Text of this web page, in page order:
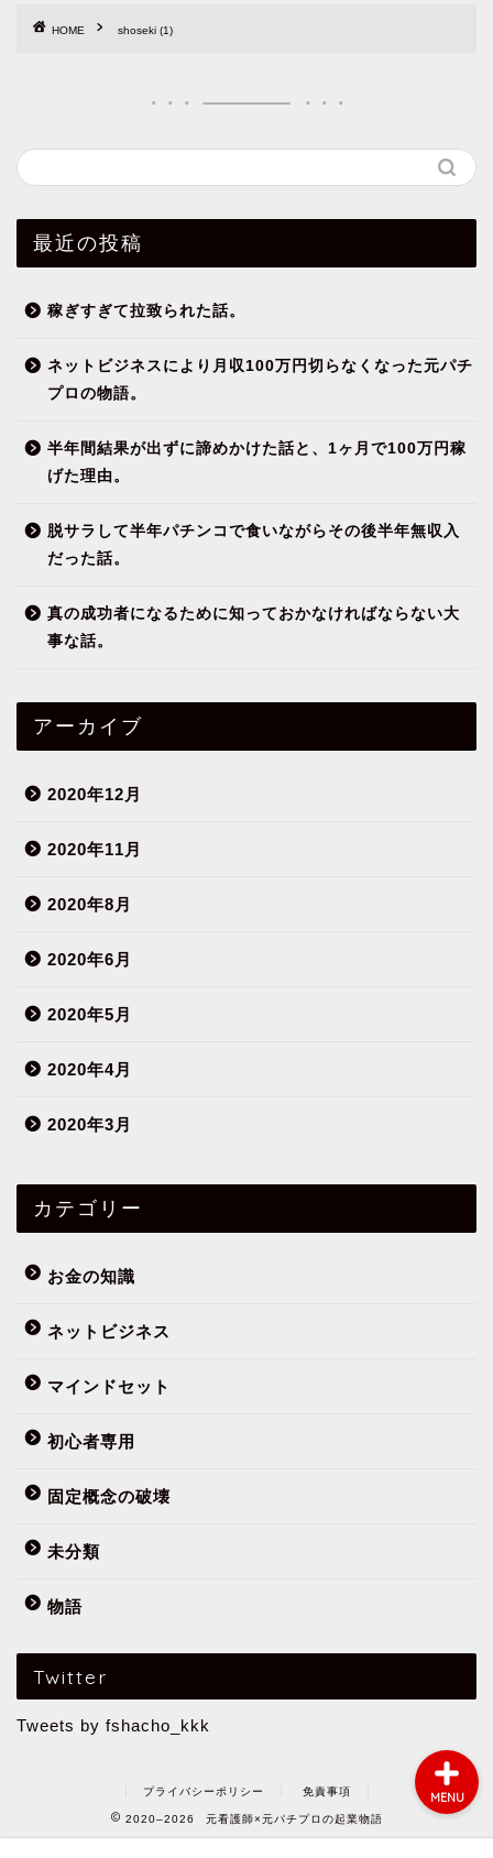
HOME shoseki (1)
最近の投稿
稼ぎすぎて拉致られた話。
ネットビジネスにより月収100万円切らなくなった元パチ
プロの物語。
半年間結果が出ずに諦めかけた話と、1ヶ月で100万円稼
げた理由。
脱サラして半年パチンコで食いながらその後半年無収入
だった話。
真の成功者になるために知っておかなければならない大
事な話。
アーカイブ
2020年12月
2020年11月
2020年8月
2020年6月
2020年5月
2020年4月
2020年3月
カテゴリー
お金の知識
ネットビジネス
マインドセット
初心者専用
固定概念の破壊
未分類
物語
Twitter
Tweets by fshacho_kkk
プライバシーポリシー 免責事項
2020–2026 元看護師×元パチプロの起業物語
MENU